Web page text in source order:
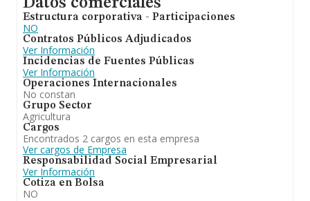
Datos comerciales
Estructura corporativa - Participaciones
NO
Contratos Públicos Adjudicados
Ver Información
Incidencias de Fuentes Públicas
Ver Información
Operaciones Internacionales
No constan
Grupo Sector
Agricultura
Cargos
Encontrados 2 cargos en esta empresa
Ver cargos de Empresa
Responsabilidad Social Empresarial
Ver Información
Cotiza en Bolsa
NO